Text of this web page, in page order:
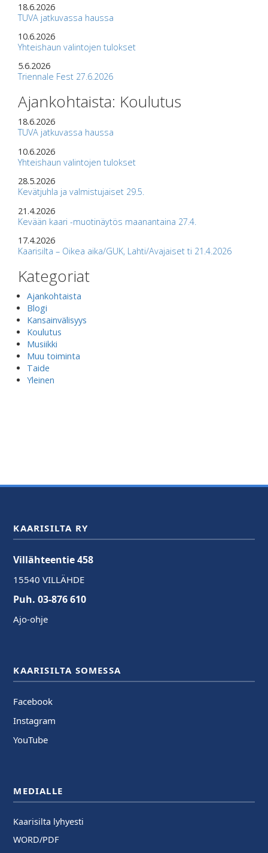
18.6.2026
TUVA jatkuvassa haussa
10.6.2026
Yhteishaun valintojen tulokset
5.6.2026
Triennale Fest 27.6.2026
Ajankohtaista: Koulutus
18.6.2026
TUVA jatkuvassa haussa
10.6.2026
Yhteishaun valintojen tulokset
28.5.2026
Kevätjuhla ja valmistujaiset 29.5.
21.4.2026
Kevään kaari -muotinäytös maanantaina 27.4.
17.4.2026
Kaarisilta – Oikea aika/GUK, Lahti/Avajaiset ti 21.4.2026
Kategoriat
Ajankohtaista
Blogi
Kansainvälisyys
Koulutus
Musiikki
Muu toiminta
Taide
Yleinen
KAARISILTA RY
Villähteentie 458
15540 VILLÄHDE
Puh. 03-876 610
Ajo-ohje
KAARISILTA SOMESSA
Facebook
Instagram
YouTube
MEDIALLE
Kaarisilta lyhyesti
WORD/PDF